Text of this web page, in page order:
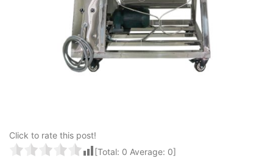
Click to rate this post!
[Total: 0 Average: 0]